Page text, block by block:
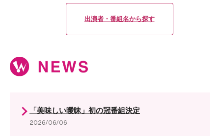
出演者・番組名から探す
「美味しい曖昧」初の冠番組決定
2026/06/06